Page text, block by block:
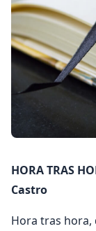
HORA TRAS
Castro
Hora tras hora,